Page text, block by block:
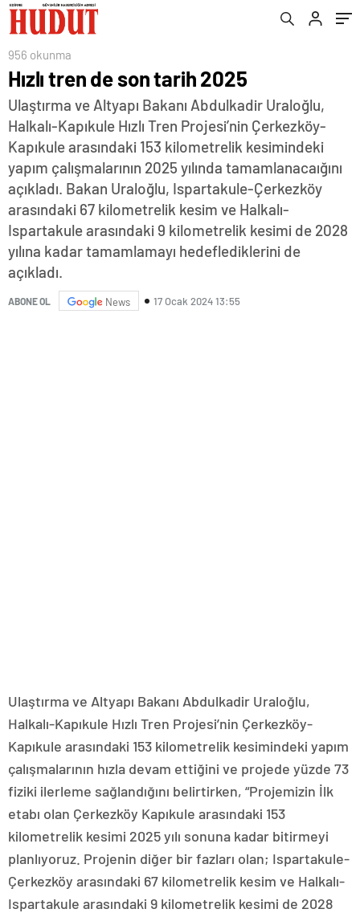
956 okunma
Hızlı tren de son tarih 2025
Ulaştırma ve Altyapı Bakanı Abdulkadir Uraloğlu,
Halkalı-Kapıkule Hızlı Tren Projesi’nin Çerkezköy-
Kapıkule arasındaki 153 kilometrelik kesimindeki
yapım çalışmalarının 2025 yılında tamamlanacaığını
açıkladı. Bakan Uraloğlu, Ispartakule-Çerkezköy
arasındaki 67 kilometrelik kesim ve Halkalı-
Ispartakule arasındaki 9 kilometrelik kesimi de 2028
yılına kadar tamamlamayı hedeflediklerini de
açıkladı.
ABONE OL News 17 Ocak 2024 13:55
Ulaştırma ve Altyapı Bakanı Abdulkadir Uraloğlu,
Halkalı-Kapıkule Hızlı Tren Projesi’nin Çerkezköy-
Kapıkule arasındaki 153 kilometrelik kesimindeki yapım
çalışmalarının hızla devam ettiğini ve projede yüzde 73
fiziki ilerleme sağlandığını belirtirken, “Projemizin İlk
etabı olan Çerkezköy Kapıkule arasındaki 153
kilometrelik kesimi 2025 yılı sonuna kadar bitirmeyi
planlıyoruz. Projenin diğer bir fazları olan; Ispartakule-
Çerkezköy arasındaki 67 kilometrelik kesim ve Halkalı-
Ispartakule arasındaki 9 kilometrelik kesimi de 2028